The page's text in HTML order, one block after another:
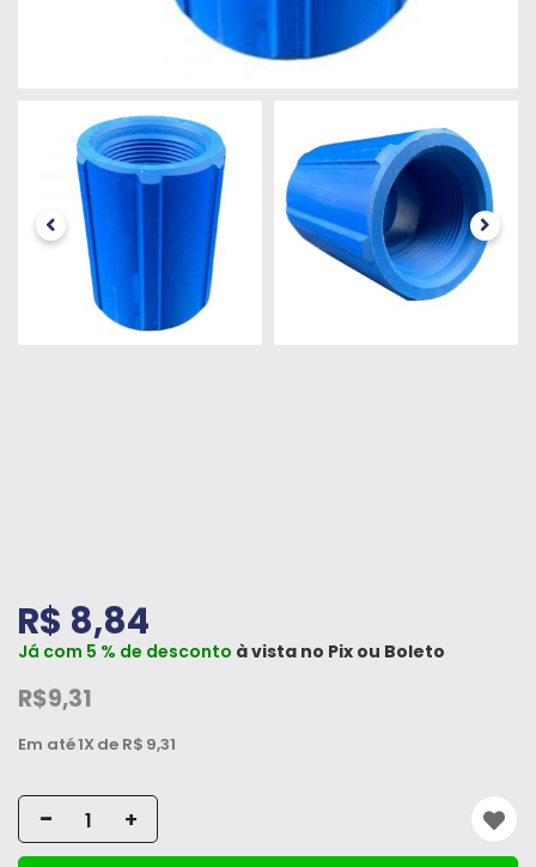
Materiais
Hidráulicos
Pneumáticos
Tintas
Químicos
R$ 8,84
Já com 5 % de desconto à vista no Pix ou Boleto
R$9,31
Em até1X de R$ 9,31
- +